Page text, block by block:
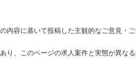
内容に基いて投稿した主観的なご意見・
り、このページの求人案件と実態が異なる